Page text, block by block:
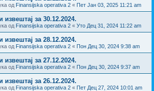
од Finansijska operativa 2 « Пет Јан 03, 2025 11:21 am
извештај за 30.12.2024.
од Finansijska operativa 2 « Уто Дец 31, 2024 11:22 am
извештај за 28.12.2024.
од Finansijska operativa 2 « Пон Дец 30, 2024 9:38 am
извештај за 27.12.2024.
од Finansijska operativa 2 « Пон Дец 30, 2024 9:37 am
извештај за 26.12.2024.
од Finansijska operativa 2 « Пет Дец 27, 2024 10:01 am